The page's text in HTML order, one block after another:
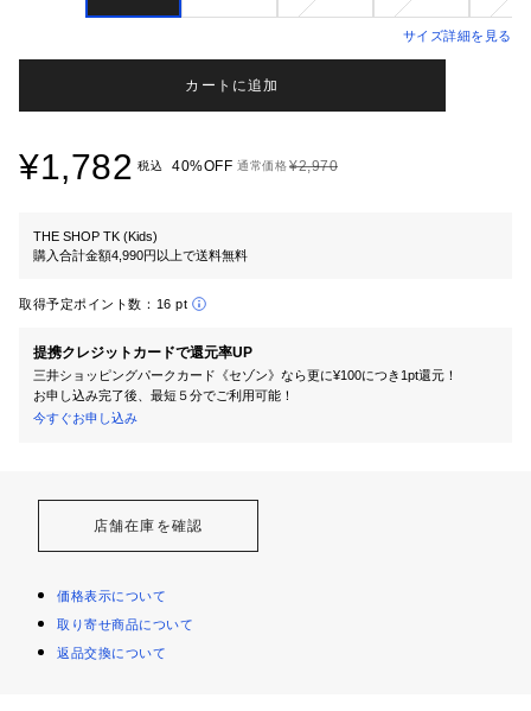
サイズ詳細を見る
カートに追加
¥1,782 税込 40%OFF 通常価格¥2,970
THE SHOP TK (Kids)
購入合計金額4,990円以上で送料無料
取得予定ポイント数： 16 pt
提携クレジットカードで還元率UP
三井ショッピングパークカード《セゾン》なら更に¥100につき1pt還元！
お申し込み完了後、最短５分でご利用可能！
今すぐお申し込み
店舗在庫を確認
価格表示について
取り寄せ商品について
返品交換について